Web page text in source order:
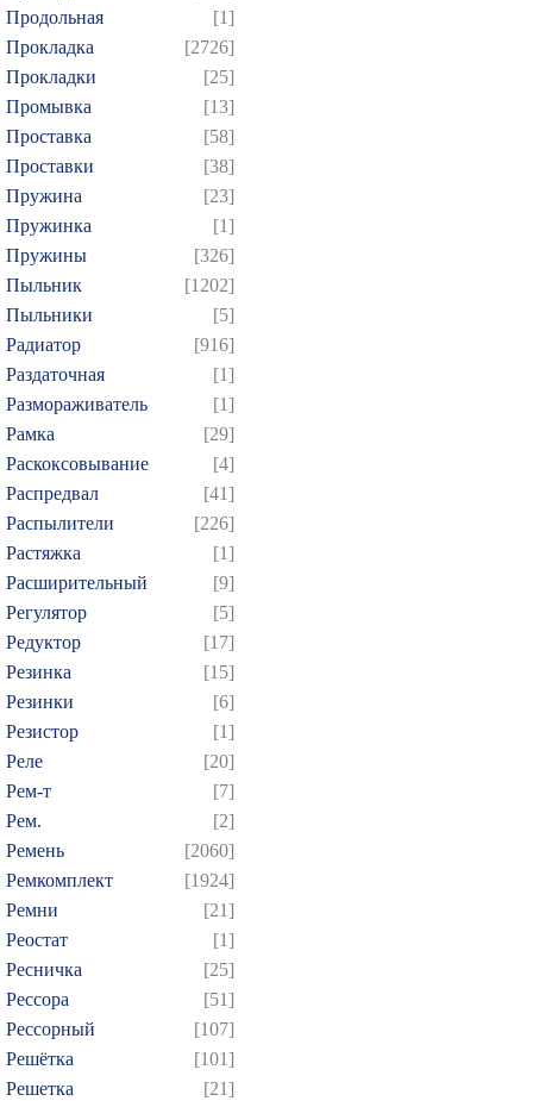
Продольная
[1]
Прокладка
[2726]
Прокладки
[25]
Промывка
[13]
Проставка
[58]
Проставки
[38]
Пружина
[23]
Пружинка
[1]
Пружины
[326]
Пыльник
[1202]
Пыльники
[5]
Радиатор
[916]
Раздаточная
[1]
Размораживатель
[1]
Рамка
[29]
Раскоксовывание
[4]
Распредвал
[41]
Распылители
[226]
Растяжка
[1]
Расширительный
[9]
Регулятор
[5]
Редуктор
[17]
Резинка
[15]
Резинки
[6]
Резистор
[1]
Реле
[20]
Рем-т
[7]
Рем.
[2]
Ремень
[2060]
Ремкомплект
[1924]
Ремни
[21]
Реостат
[1]
Ресничка
[25]
Рессора
[51]
Рессорный
[107]
Решётка
[101]
Решетка
[21]